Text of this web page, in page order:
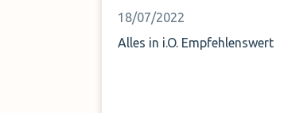
18/07/2022
Alles in i.O. Empfehlenswert